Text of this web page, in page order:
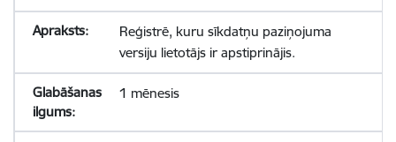
Reģistrē, kuru sīkdatņu paziņojuma
versiju lietotājs ir apstiprinājis.
1 mēnesis